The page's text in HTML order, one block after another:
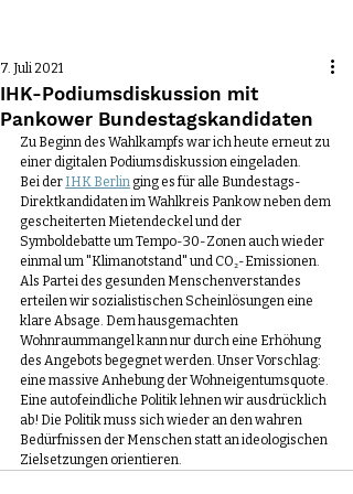
IHK-Podiumsdiskussion mit
Pankower Bundestagskandidaten
7. Juli 2021
Zu Beginn des Wahlkampfs war ich heute erneut zu
einer digitalen Podiumsdiskussion eingeladen.
Bei der IHK Berlin ging es für alle Bundestags-
Direktkandidaten im Wahlkreis Pankow neben dem
gescheiterten Mietendeckel und der
Symboldebatte um Tempo-30-Zonen auch wieder
einmal um "Klimanotstand" und CO₂-Emissionen.
Als Partei des gesunden Menschenverstandes
erteilen wir sozialistischen Scheinlösungen eine
klare Absage. Dem hausgemachten
Wohnraummangel kann nur durch eine Erhöhung
des Angebots begegnet werden. Unser Vorschlag:
eine massive Anhebung der Wohneigentumsquote.
Eine autofeindliche Politik lehnen wir ausdrücklich
ab! Die Politik muss sich wieder an den wahren
Bedürfnissen der Menschen statt an ideologischen
Zielsetzungen orientieren.